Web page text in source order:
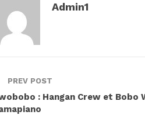
Admin1
PREV POST
: Hangan Crew et Bobo